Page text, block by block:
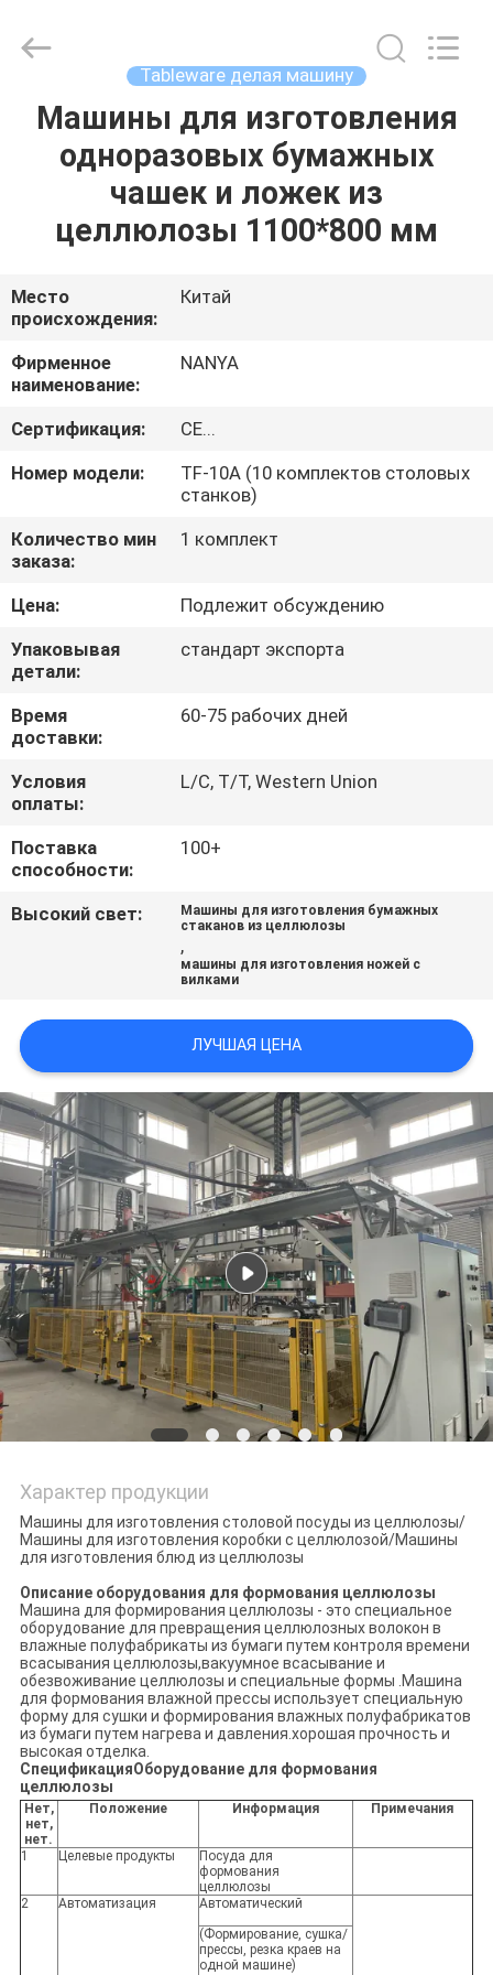
ДОМ
ПРОДУКТЫ
РОЛИКИ
VR
ШОУ
О
ФАБРИКИ
ПРОВЕРКА
КАЧЕСТВА
СВЯЖИТЕСЬ
МЫ
НОВОСТИ
САЙТА
PRIVACY
POLICY
Equipment
Reserved.
Tableware делая машину
Машины для изготовления
одноразовых бумажных
чашек и ложек из
целлюлозы 1100*800 мм
Место
происхождения:
Китай
Фирменное
наименование:
NANYA
Сертификация:
CE...
Номер модели:
TF-10A (10 комплектов столовых
станков)
Количество мин
заказа:
1 комплект
Цена:
Подлежит обсуждению
Упаковывая
детали:
стандарт экспорта
Время
доставки:
60-75 рабочих дней
Условия
оплаты:
L/C, T/T, Western Union
Поставка
способности:
100+
Высокий свет:
Машины для изготовления бумажных
стаканов из целлюлозы
,
машины для изготовления ножей с
вилками
ЛУЧШАЯ ЦЕНА
Характер продукции
Машины для изготовления столовой посуды из целлюлозы/
Машины для изготовления коробки с целлюлозой/Машины
для изготовления блюд из целлюлозы
Описание оборудования для формования целлюлозы
Машина для формирования целлюлозы - это специальное
оборудование для превращения целлюлозных волокон в
влажные полуфабрикаты из бумаги путем контроля времени
всасывания целлюлозы,вакуумное всасывание и
обезвоживание целлюлозы и специальные формы .Машина
для формования влажной прессы использует специальную
форму для сушки и формирования влажных полуфабрикатов
из бумаги путем нагрева и давления.хорошая прочность и
высокая отделка.
СпецификацияОборудование для формования
целлюлозы
Нет,
нет,
нет.
Положение Информация Примечания
1 Целевые продукты
Посуда для
формования
целлюлозы
2
Автоматизация
Автоматический
(Формирование, сушка/
прессы, резка краев на
одной машине)